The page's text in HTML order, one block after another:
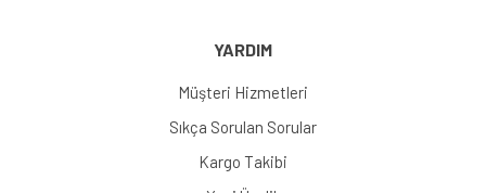
YARDIM
Müşteri Hizmetleri
Sıkça Sorulan Sorular
Kargo Takibi